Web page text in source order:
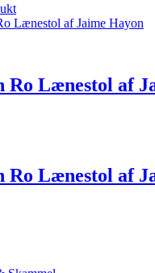
Ro Lænestol af
Ro Lænestol af